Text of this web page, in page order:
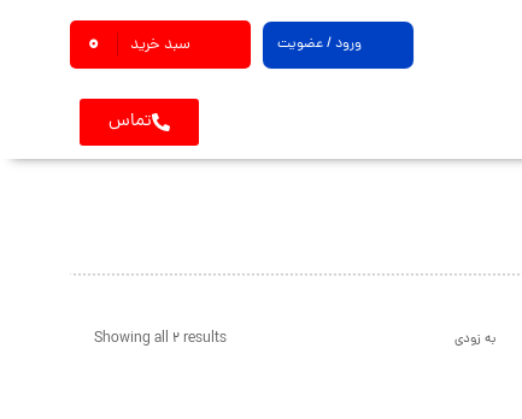
ورود / عضویت سبد خرید 0
تماس
Showing all 2 results به زودی